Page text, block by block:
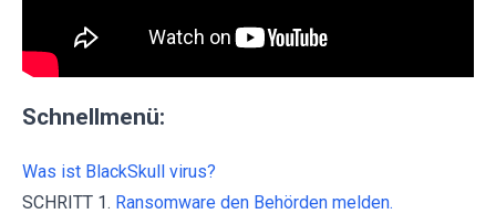
Schnellmenü:
Was ist BlackSkull virus?
SCHRITT 1. Ransomware den Behörden melden.